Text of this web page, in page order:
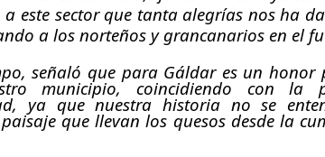
a este sector que tanta alegrías nos ha
a los norteños y grancanarios en el
señaló que para Gáldar es un honor
municipio, coincidiendo con la
ya que nuestra historia no se
que llevan los quesos desde la